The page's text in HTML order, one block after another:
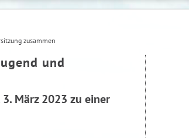
zusammen
und
März 2023 zu einer